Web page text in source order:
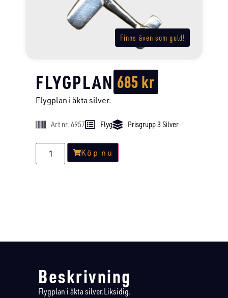
Finns även som guld!
FLYGPLAN 685kr
Flygplan i äkta silver.
Art nr. 6957 Flyg Prisgrupp 3 Silver
Köp nu
Beskrivning
Flygplan i äkta silver.Liksidig.